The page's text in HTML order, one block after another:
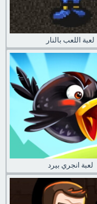
لعبة اللعب بالنار
لعبة انجري بيرد